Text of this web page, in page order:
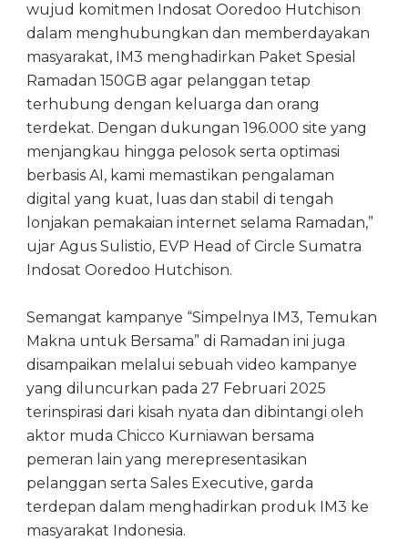
wujud komitmen Indosat Ooredoo Hutchison
dalam menghubungkan dan memberdayakan
masyarakat, IM3 menghadirkan Paket Spesial
Ramadan 150GB agar pelanggan tetap
terhubung dengan keluarga dan orang
terdekat. Dengan dukungan 196.000 site yang
menjangkau hingga pelosok serta optimasi
berbasis AI, kami memastikan pengalaman
digital yang kuat, luas dan stabil di tengah
lonjakan pemakaian internet selama Ramadan,”
ujar Agus Sulistio, EVP Head of Circle Sumatra
Indosat Ooredoo Hutchison.
Semangat kampanye “Simpelnya IM3, Temukan
Makna untuk Bersama” di Ramadan ini juga
disampaikan melalui sebuah video kampanye
yang diluncurkan pada 27 Februari 2025
terinspirasi dari kisah nyata dan dibintangi oleh
aktor muda Chicco Kurniawan bersama
pemeran lain yang merepresentasikan
pelanggan serta Sales Executive, garda
terdepan dalam menghadirkan produk IM3 ke
masyarakat Indonesia.